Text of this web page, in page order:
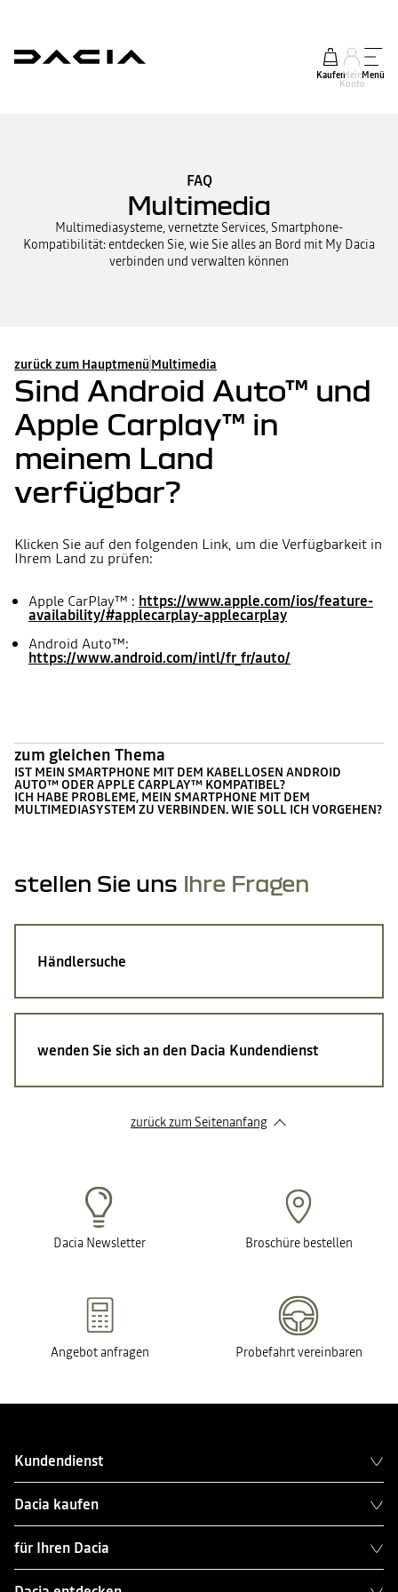
KaufenMein
Konto
Menü
FAQ
Multimedia
Multimediasysteme, vernetzte Services, Smartphone-
Kompatibilität: entdecken Sie, wie Sie alles an Bord mit My Dacia
verbinden und verwalten können
zurück zum Hauptmenü Multimedia
Sind Android Auto™ und
Apple Carplay™ in
meinem Land
verfügbar?
Klicken Sie auf den folgenden Link, um die Verfügbarkeit in
Ihrem Land zu prüfen:
Apple CarPlay™ : https://www.apple.com/ios/feature-
availability/#applecarplay-applecarplay
Android Auto™:
https://www.android.com/intl/fr_fr/auto/
zum gleichen Thema
IST MEIN SMARTPHONE MIT DEM KABELLOSEN ANDROID
AUTO™ ODER APPLE CARPLAY™ KOMPATIBEL?
ICH HABE PROBLEME, MEIN SMARTPHONE MIT DEM
MULTIMEDIASYSTEM ZU VERBINDEN. WIE SOLL ICH VORGEHEN?
stellen Sie uns Ihre Fragen
Händlersuche
wenden Sie sich an den Dacia Kundendienst
zurück zum Seitenanfang
Dacia Newsletter Broschüre bestellen
Angebot anfragen Probefahrt vereinbaren
Kundendienst
Dacia kaufen
für Ihren Dacia